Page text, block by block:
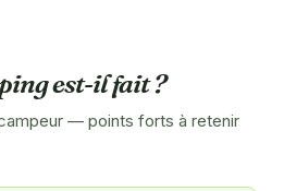
est-il fait ?
— points forts à retenir